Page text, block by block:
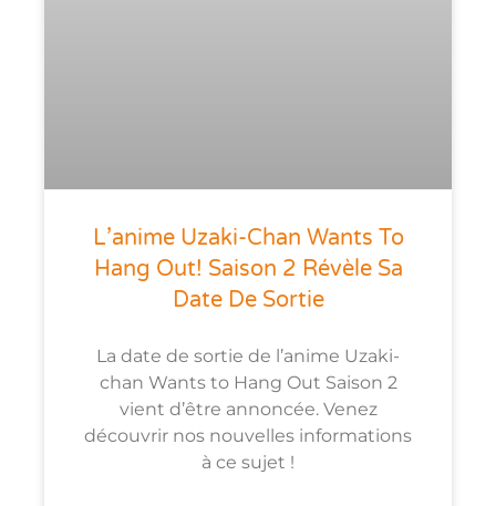
L’anime Uzaki-Chan Wants To
Hang Out! Saison 2 Révèle Sa
Date De Sortie
La date de sortie de l’anime Uzaki-
chan Wants to Hang Out Saison 2
vient d’être annoncée. Venez
découvrir nos nouvelles informations
à ce sujet !